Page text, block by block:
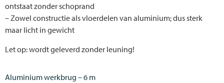
ontstaat zonder schoprand
– Zowel constructie als vloerdelen van aluminium; dus sterk
maar licht in gewicht
Let op: wordt geleverd zonder leuning!
Aluminium werkbrug – 6 m